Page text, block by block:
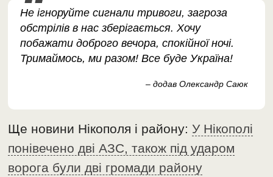
Не ігноруйте сигнали тривоги, загроза
обстрілів в нас зберігається. Хочу
побажати доброго вечора, спокійної ночі.
Тримаймось, ми разом! Все буде Україна!
– додав Олександр Саюк
Ще новини Нікополя і району:У Нікополі
понівечено дві АЗС, також під ударом
ворога були дві громади району